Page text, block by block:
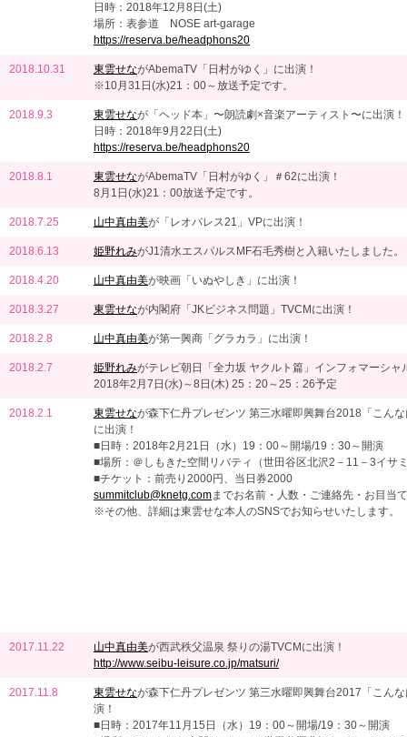
日時：2018年12月8日(土)
場所：表参道 NOSE art-garage
https://reserva.be/headphons20
2018.10.31 東雲せながAbemaTV「日村がゆく」に出演！
※10月31日(水)21：00～放送予定です。
2018.9.3 東雲せなが「ヘッド本」〜朗読劇×音楽アーティスト〜に出演！
日時：2018年9月22日(土)
https://reserva.be/headphons20
2018.8.1 東雲せながAbemaTV「日村がゆく」＃62に出演！
8月1日(水)21：00放送予定です。
2018.7.25 山中真由美が「レオパレス21」VPに出演！
2018.6.13 姫野れみがJ1清水エスパルスMF石毛秀樹と入籍いたしました。
2018.4.20 山中真由美が映画「いぬやしき」に出演！
2018.3.27 東雲せなが内閣府「JKビジネス問題」TVCMに出演！
2018.2.8 山中真由美が第一興商「グラカラ」に出演！
2018.2.7 姫野れみがテレビ朝日「全力坂 ヤクルト篇」インフォマーシャ
2018年2月7日(水)～8日(木) 25：20～25：26予定
2018.2.1 東雲せなが森下仁丹プレゼンツ 第三水曜即興舞台2018「こん
に出演！
■日時：2018年2月21日（水）19：00～開場/19：30～開演
■場所：＠しもきた空間リバティ（世田谷区北沢2－11－3イサ
■チケット：前売り2000円、当日券2000
summitclub@knetg.comまでお名前・人数・ご連絡先・お目当
※その他、詳細は東雲せな本人のSNSでお知らせいたします。
2017.11.22 山中真由美が西武秩父温泉 祭りの湯TVCMに出演！
http://www.seibu-leisure.co.jp/matsuri/
2017.11.8 東雲せなが森下仁丹プレゼンツ 第三水曜即興舞台2017「こん
演！
■日時：2017年11月15日（水）19：00～開場/19：30～開演